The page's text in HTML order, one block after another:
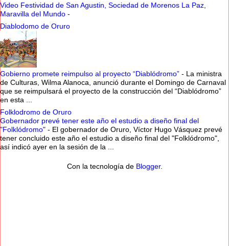
Video Festividad de San Agustin, Sociedad de Morenos La Paz,
Maravilla del Mundo -
Diablodomo de Oruro
Gobierno promete reimpulso al proyecto “Diablódromo” - La ministra
de Culturas, Wilma Alanoca, anunció durante el Domingo de Carnaval
que se reimpulsará el proyecto de la construcción del “Diablódromo”
en esta ...
Folklodromo de Oruro
Gobernador prevé tener este año el estudio a diseño final del
"Folklódromo" - El gobernador de Oruro, Víctor Hugo Vásquez prevé
tener concluido este año el estudio a diseño final del "Folklódromo",
así indicó ayer en la sesión de la ...
Con la tecnología de Blogger.